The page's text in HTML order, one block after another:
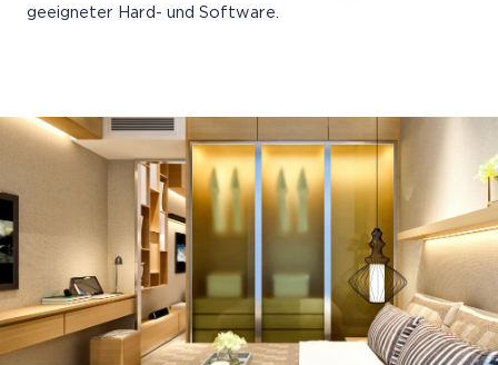
geeigneter Hard- und Software.